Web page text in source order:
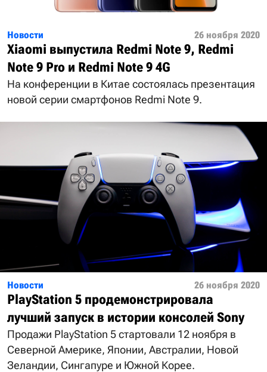
Новости 26 ноября 2020
Xiaomi выпустила Redmi Note 9, Redmi
Note 9 Pro и Redmi Note 9 4G
На конференции в Китае состоялась презентация
новой серии смартфонов Redmi Note 9.
Новости 26 ноября 2020
PlayStation 5 продемонстрировала
лучший запуск в истории консолей Sony
Продажи PlayStation 5 стартовали 12 ноября в
Северной Америке, Японии, Австралии, Новой
Зеландии, Сингапуре и Южной Корее.